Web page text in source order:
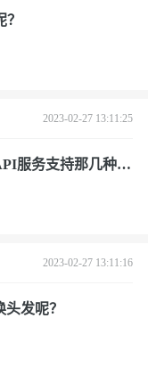
2023-02-27 13:11:25
服务支持那几种收
2023-02-27 13:11:16
发呢？